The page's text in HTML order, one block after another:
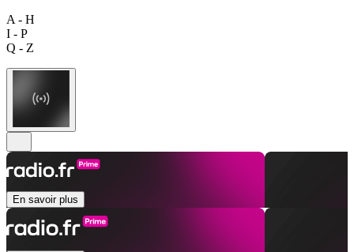
A - H
I - P
Q - Z
En savoir plus